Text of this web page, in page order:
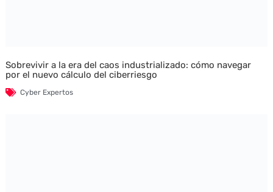
Sobrevivir a la era del caos industrializado: cómo navegar
por el nuevo cálculo del ciberriesgo
Cyber Expertos